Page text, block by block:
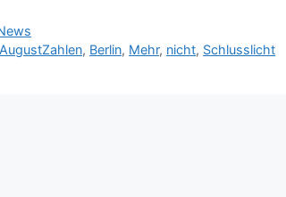
AugustZahlen, Berlin, Mehr, nicht, Schlusslicht